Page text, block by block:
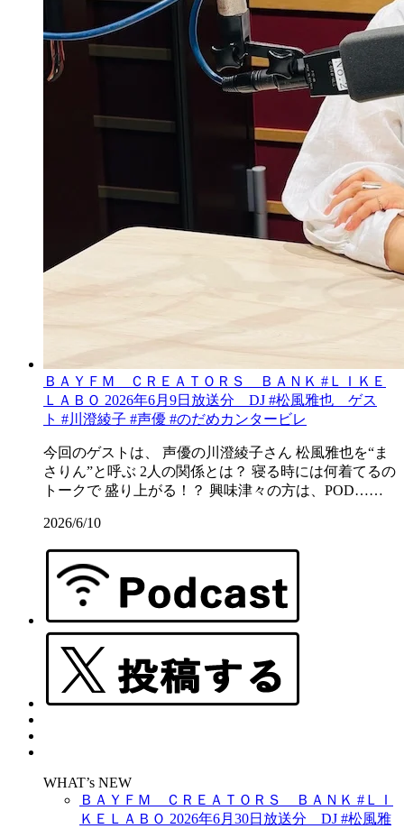
ＢＡＹＦＭ ＣＲＥＡＴＯＲＳ ＢＡＮＫ #ＬＩＫＥ
ＬＡＢＯ 2026年6月9日放送分 DJ #松風雅也 ゲス
ト #川澄綾子 #声優 #のだめカンタービレ
今回のゲストは、 声優の川澄綾子さん 松風雅也を“ま
さりん”と呼ぶ 2人の関係とは？ 寝る時には何着てるの
トークで 盛り上がる！？ 興味津々の方は、POD……
2026/6/10
WHAT’s NEW
ＢＡＹＦＭ ＣＲＥＡＴＯＲＳ ＢＡＮＫ #ＬＩ
ＫＥＬＡＢＯ 2026年6月30日放送分 DJ #松風雅